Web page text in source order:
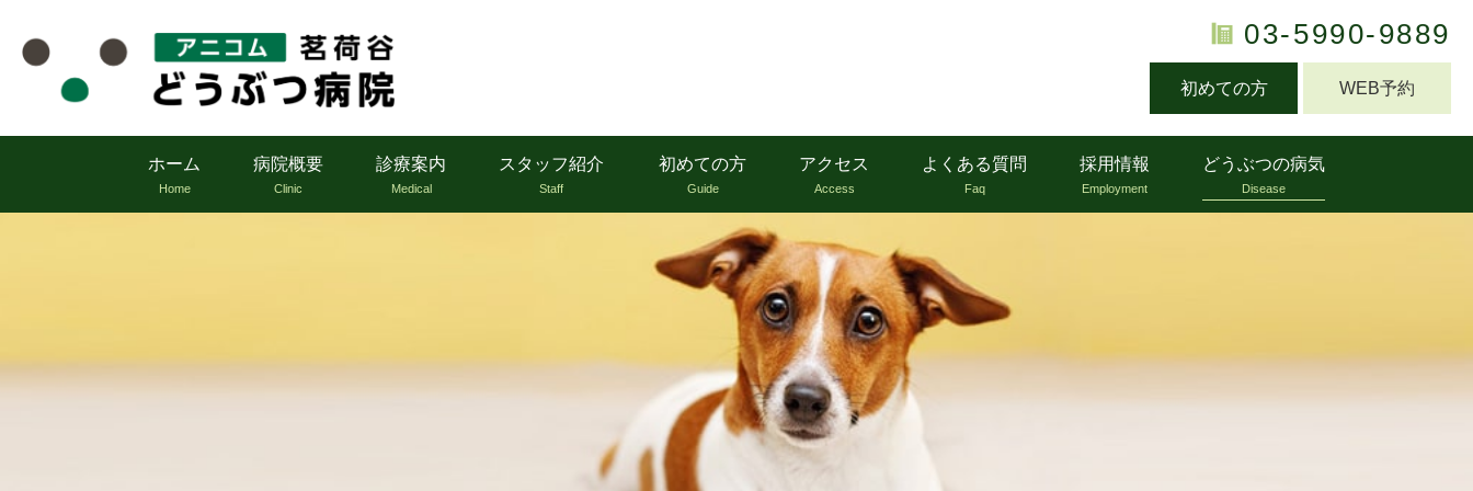
03-5990-9889
初めての方 WEB予約
ホーム
Home
病院概要
Clinic
診療案内
Medical
スタッフ紹介
Staff
初めての方
Guide
アクセス
Access
よくある質問
Faq
採用情報
Employment
どうぶつの病気
Disease